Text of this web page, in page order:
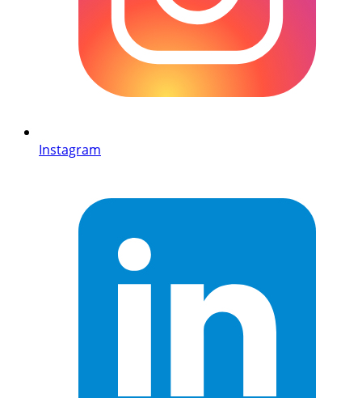
Instagram